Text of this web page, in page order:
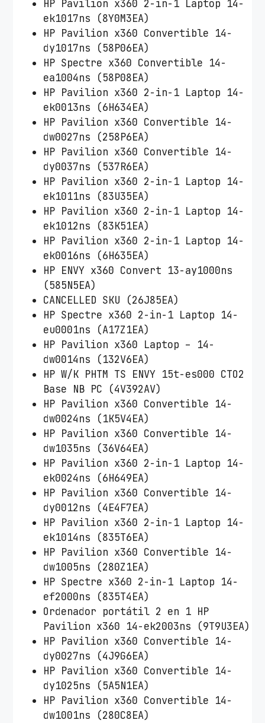
HP Pavilion x360 2-in-1 Laptop 14-
ek1017ns (8Y0M3EA)
HP Pavilion x360 Convertible 14-
dy1017ns (58P06EA)
HP Spectre x360 Convertible 14-
ea1004ns (58P08EA)
HP Pavilion x360 2-in-1 Laptop 14-
ek0013ns (6H634EA)
HP Pavilion x360 Convertible 14-
dw0027ns (258P6EA)
HP Pavilion x360 Convertible 14-
dy0037ns (537R6EA)
HP Pavilion x360 2-in-1 Laptop 14-
ek1011ns (83U35EA)
HP Pavilion x360 2-in-1 Laptop 14-
ek1012ns (83K51EA)
HP Pavilion x360 2-in-1 Laptop 14-
ek0016ns (6H635EA)
HP ENVY x360 Convert 13-ay1000ns
(585N5EA)
CANCELLED SKU (26J85EA)
HP Spectre x360 2-in-1 Laptop 14-
eu0001ns (A17Z1EA)
HP Pavilion x360 Laptop – 14-
dw0014ns (132V6EA)
HP W/K PHTM TS ENVY 15t-es000 CTO2
Base NB PC (4V392AV)
HP Pavilion x360 Convertible 14-
dw0024ns (1K5V4EA)
HP Pavilion x360 Convertible 14-
dw1035ns (36V64EA)
HP Pavilion x360 2-in-1 Laptop 14-
ek0024ns (6H649EA)
HP Pavilion x360 Convertible 14-
dy0012ns (4E4F7EA)
HP Pavilion x360 2-in-1 Laptop 14-
ek1014ns (835T6EA)
HP Pavilion x360 Convertible 14-
dw1005ns (280Z1EA)
HP Spectre x360 2-in-1 Laptop 14-
ef2000ns (835T4EA)
Ordenador portátil 2 en 1 HP
Pavilion x360 14-ek2003ns (9T9U3EA)
HP Pavilion x360 Convertible 14-
dy0027ns (4J9G6EA)
HP Pavilion x360 Convertible 14-
dy1025ns (5A5N1EA)
HP Pavilion x360 Convertible 14-
dw1001ns (280C8EA)